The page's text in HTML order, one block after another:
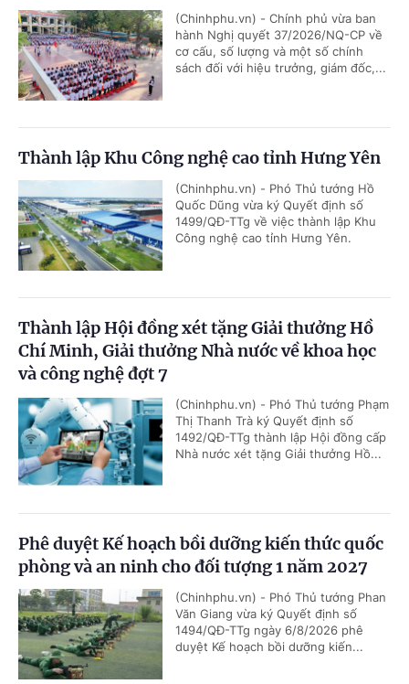
(Chinhphu.vn) - Chính phủ vừa ban
hành Nghị quyết 37/2026/NQ-CP về
cơ cấu, số lượng và một số chính
sách đối với hiệu trưởng, giám đốc,...
Thành lập Khu Công nghệ cao tỉnh Hưng Yên
(Chinhphu.vn) - Phó Thủ tướng Hồ
Quốc Dũng vừa ký Quyết định số
1499/QĐ-TTg về việc thành lập Khu
Công nghệ cao tỉnh Hưng Yên.
Thành lập Hội đồng xét tặng Giải thưởng Hồ
Chí Minh, Giải thưởng Nhà nước về khoa học
và công nghệ đợt 7
(Chinhphu.vn) - Phó Thủ tướng Phạm
Thị Thanh Trà ký Quyết định số
1492/QĐ-TTg thành lập Hội đồng cấp
Nhà nước xét tặng Giải thưởng Hồ...
Phê duyệt Kế hoạch bồi dưỡng kiến thức quốc
phòng và an ninh cho đối tượng 1 năm 2027
(Chinhphu.vn) - Phó Thủ tướng Phan
Văn Giang vừa ký Quyết định số
1494/QĐ-TTg ngày 6/8/2026 phê
duyệt Kế hoạch bồi dưỡng kiến...